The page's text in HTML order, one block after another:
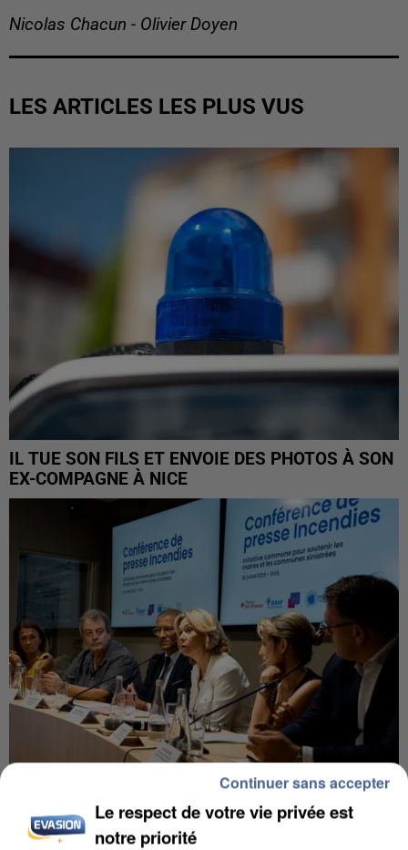
Nicolas Chacun - Olivier Doyen
LES ARTICLES LES PLUS VUS
IL TUE SON FILS ET ENVOIE DES PHOTOS À SON
EX-COMPAGNE À NICE
INCENDIES : L’ÎLE-DE-FRANCE LANCE UN ÉLAN
DE SOLIDARITÉ AVEC LES...
Le respect de votre vie privée est
notre priorité
Continuer sans accepter